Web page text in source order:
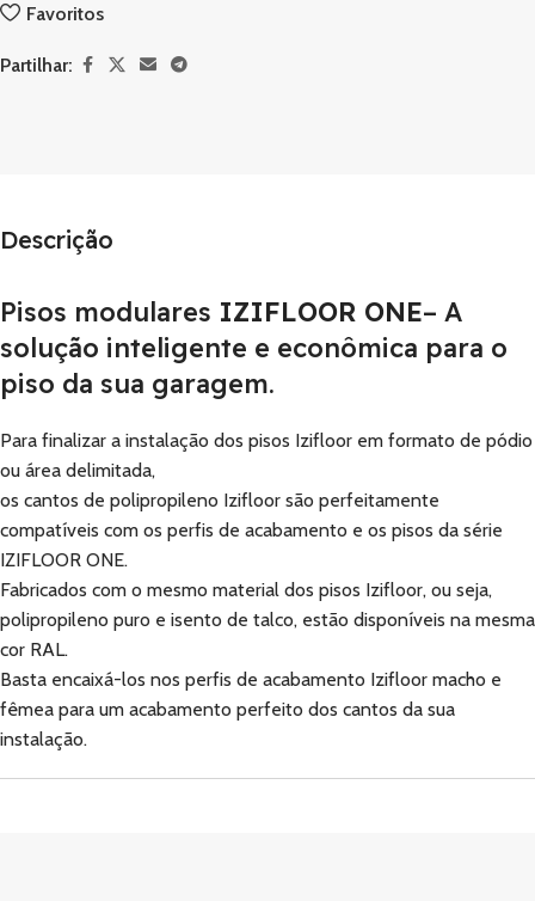
Favoritos
Partilhar:
Descrição
Pisos modulares IZIFLOOR ONE– A
solução inteligente e econômica para o
piso da sua garagem.
Para finalizar a instalação dos pisos Izifloor em formato de pódio
ou área delimitada,
os cantos de polipropileno Izifloor são perfeitamente
compatíveis com os perfis de acabamento e os pisos da série
IZIFLOOR ONE.
Fabricados com o mesmo material dos pisos Izifloor, ou seja,
polipropileno puro e isento de talco, estão disponíveis na mesma
cor RAL.
Basta encaixá-los nos perfis de acabamento Izifloor macho e
fêmea para um acabamento perfeito dos cantos da sua
instalação.